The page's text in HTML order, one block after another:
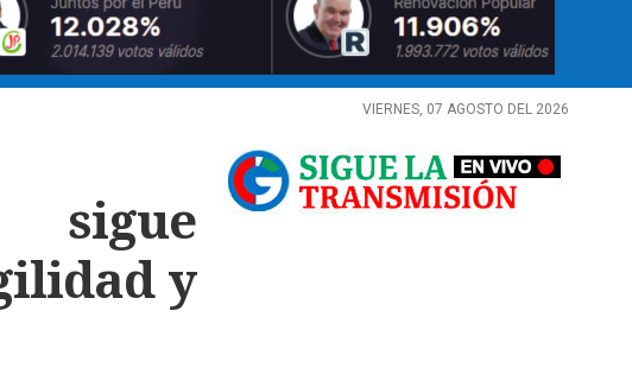
VIERNES, 07 AGOSTO DEL 2026
y